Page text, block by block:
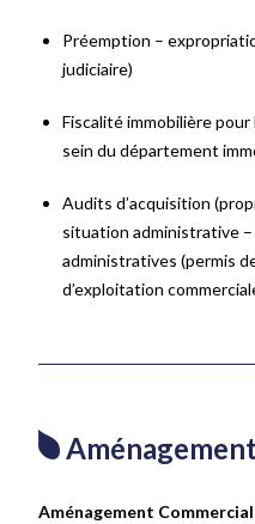
Préemption –
judiciaire)
Fiscalité immobilière
sein du département
Audits d’acquisition
situation administrative
administratives (permis
d’exploitation
Aménagement